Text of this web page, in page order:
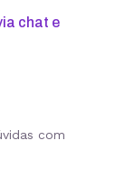
chat e
com